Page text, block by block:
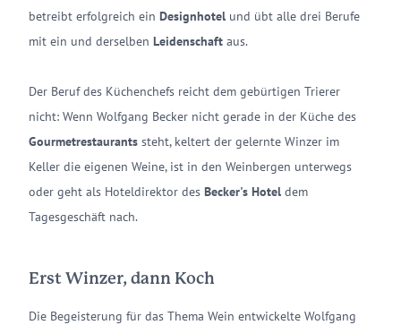
betreibt erfolgreich ein Designhotel und übt alle drei Berufe
mit ein und derselben Leidenschaft aus.
Der Beruf des Küchenchefs reicht dem gebürtigen Trierer
nicht: Wenn Wolfgang Becker nicht gerade in der Küche des
Gourmetrestaurants steht, keltert der gelernte Winzer im
Keller die eigenen Weine, ist in den Weinbergen unterwegs
oder geht als Hoteldirektor des Becker's Hotel dem
Tagesgeschäft nach.
Erst Winzer, dann Koch
Die Begeisterung für das Thema Wein entwickelte Wolfgang